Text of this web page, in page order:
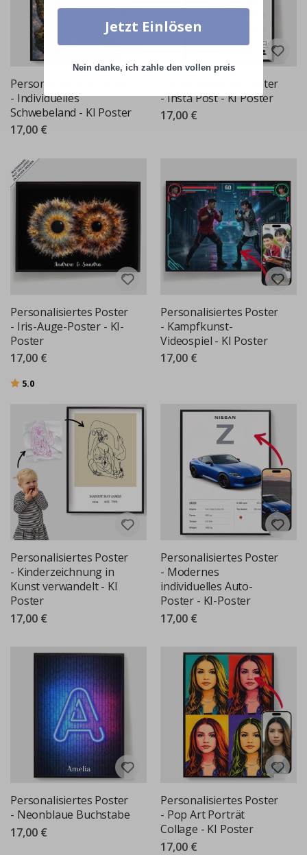
Personalisiertes Poster
- Individuelles
Schwebeland - KI Poster
17,00 €
Personalisiertes Poster
- Insta Post - KI Poster
17,00 €
Personalisiertes Poster
- Iris-Auge-Poster - KI-
Poster
17,00 €
Bewertung:
5.0
Personalisiertes Poster
- Kampfkunst-
Videospiel - KI Poster
17,00 €
Personalisiertes Poster
- Kinderzeichnung in
Kunst verwandelt - KI
Poster
17,00 €
Personalisiertes Poster
- Modernes
individuelles Auto-
Poster - KI-Poster
17,00 €
Personalisiertes Poster
- Neonblaue Buchstabe
17,00 €
Personalisiertes Poster
- Pop Art Porträt
Collage - KI Poster
17,00 €
Jetzt Einlösen
Nein danke, ich zahle den vollen preis